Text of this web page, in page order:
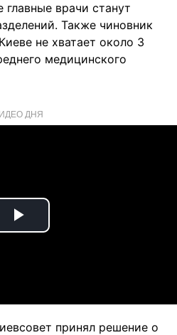
врачи станут
Также чиновник
не хватает около 3
медицинского
ДНЯ
Play
принял решение о